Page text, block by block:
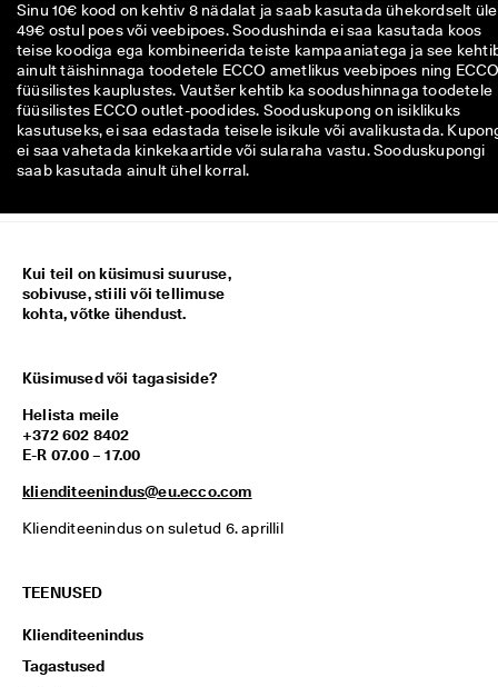
Sinu 10€ kood on kehtiv 8 nädalat ja saab kasutada ühekordselt üle
49€ ostul poes või veebipoes. Soodushinda ei saa kasutada koos
teise koodiga ega kombineerida teiste kampaaniatega ja see
ainult täishinnaga toodetele ECCO ametlikus veebipoes ning
füüsilistes kauplustes. Vautšer kehtib ka soodushinnaga toodetele
füüsilistes ECCO outlet-poodides. Sooduskupong on isiklikuks
kasutuseks, ei saa edastada teisele isikule või avalikustada.
ei saa vahetada kinkekaartide või sularaha vastu. Sooduskupongi
saab kasutada ainult ühel korral.
Kui teil on küsimusi suuruse,
sobivuse, stiili või tellimuse
kohta, võtke ühendust.
Küsimused või tagasiside?
Helista meile
+372 602 8402
E-R 07.00 – 17.00
klienditeenindus@eu.ecco.com
Klienditeenindus on suletud 6. aprillil
TEENUSED
Klienditeenindus
Tagastused